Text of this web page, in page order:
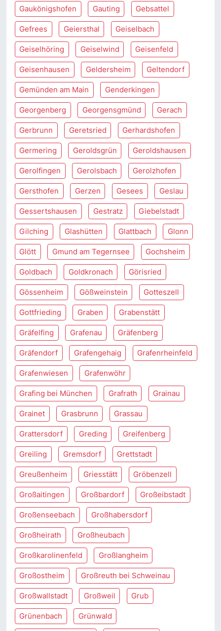
Gaukönigshofen Gauting Gebsattel
Gefrees Geiersthal Geiselbach
Geiselhöring Geiselwind Geisenfeld
Geisenhausen Geldersheim Geltendorf
Gemünden am Main Genderkingen
Georgenberg Georgensgmünd Gerach
Gerbrunn Geretsried Gerhardshofen
Germering Geroldsgrün Geroldshausen
Gerolfingen Gerolsbach Gerolzhofen
Gersthofen Gerzen Gesees Geslau
Gessertshausen Gestratz Giebelstadt
Gilching Glashütten Glattbach Glonn
Glött Gmund am Tegernsee Gochsheim
Goldbach Goldkronach Görisried
Gössenheim Gößweinstein Gotteszell
Gottfrieding Graben Grabenstätt
Gräfelfing Grafenau Gräfenberg
Gräfendorf Grafengehaig Grafenrheinfeld
Grafenwiesen Grafenwöhr
Grafing bei München Grafrath Grainau
Grainet Grasbrunn Grassau
Grattersdorf Greding Greifenberg
Greiling Gremsdorf Grettstadt
Greußenheim Griesstätt Gröbenzell
Großaitingen Großbardorf Großeibstadt
Großenseebach Großhabersdorf
Großheirath Großheubach
Großkarolinenfeld Großlangheim
Großostheim Großreuth bei Schweinau
Großwallstadt Großweil Grub
Grünenbach Grünwald